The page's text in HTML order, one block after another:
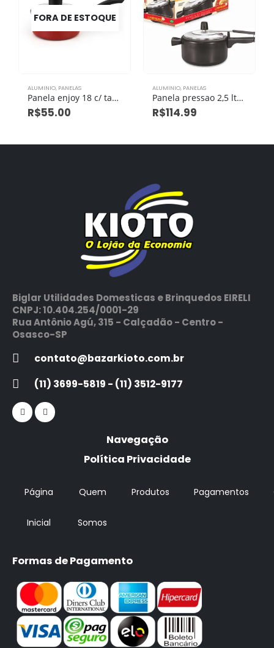
FORA DE ESTOQUE
ALUMINIO, PANELAS
Panela enjoy 18 c/ tampa vidro antiaderente vermelho
R$55.00
ALUMINIO, PANELAS
Panela pressao 2,5 lts black tp polida
R$114.99
Biglar Utilidades Domesticas e Brinquedos EIRELI
CNPJ: 10.404.254/0001-29
Rua Antônio Agú, 315 - Calçadão - Centro -
Osasco-SP
contato@bazarkioto.com.br
(11) 3699-5819 - (11) 3512-9177
Navegação
Política Privacidade
Página
Inicial
Quem
Somos
Produtos Pagamentos
Formas de Pagamento